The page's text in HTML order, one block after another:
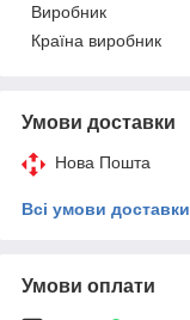
Виробник
Країна виробник
Умови доставки
Нова Пошта
Всі умови доставки
Умови оплати